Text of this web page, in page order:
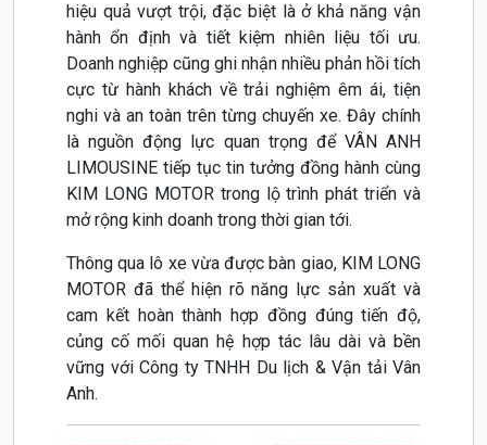
hiệu quả vượt trội, đặc biệt là ở khả năng vận
hành ổn định và tiết kiệm nhiên liệu tối ưu.
Doanh nghiệp cũng ghi nhận nhiều phản hồi tích
cực từ hành khách về trải nghiệm êm ái, tiện
nghi và an toàn trên từng chuyến xe. Đây chính
là nguồn động lực quan trọng để VÂN ANH
LIMOUSINE tiếp tục tin tưởng đồng hành cùng
KIM LONG MOTOR trong lộ trình phát triển và
mở rộng kinh doanh trong thời gian tới.
Thông qua lô xe vừa được bàn giao, KIM LONG
MOTOR đã thể hiện rõ năng lực sản xuất và
cam kết hoàn thành hợp đồng đúng tiến độ,
củng cố mối quan hệ hợp tác lâu dài và bền
vững với Công ty TNHH Du lịch & Vận tải Vân
Anh.